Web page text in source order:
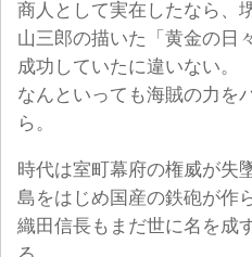
商人として実在したなら、
山三郎の描いた「黄金の日
成功していたに違いない。
なんといっても海賊の力を
ら。
時代は室町幕府の権威が失
島をはじめ国産の鉄砲が作
織田信長もまだ世に名を成